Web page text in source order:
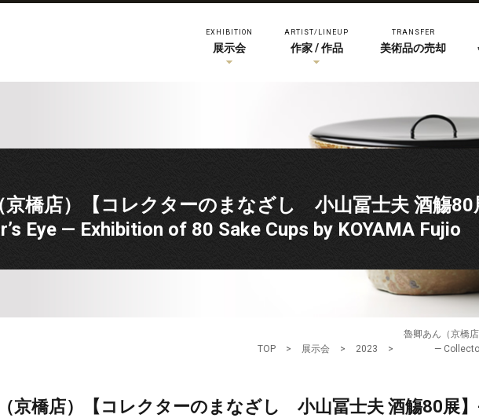
EXHIBITION
展示会
ARTIST/LINEUP
作家 / 作品
TRANSFER
美術品の売却
京橋店）【コレクターのまなざし 小山冨士夫 酒觴80
Eye — Exhibition of 80 Sake Cups by KOYAMA Fujio
TOP > 展示会 > 2023 >
魯卿あん（京橋
—
京橋店）【コレクターのまなざし 小山冨士夫 酒觴80展